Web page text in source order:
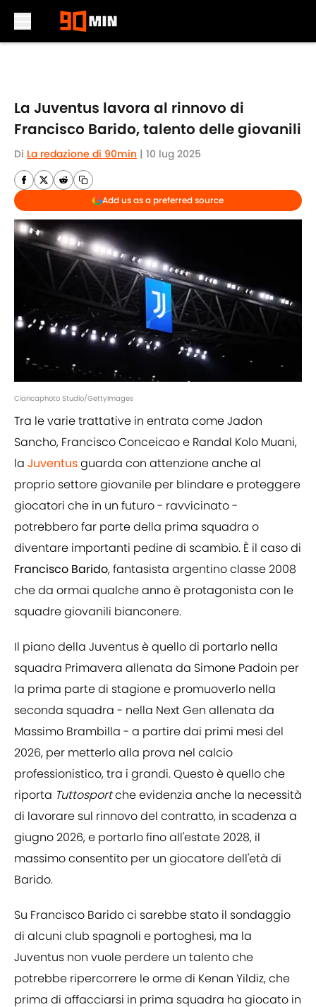
La Juventus lavora al rinnovo di
Francisco Barido, talento delle giovanili
Di La redazione di 90min | 10 lug 2025
Add us as a preferred source
Ciancaphoto Studio/GettyImages
Tra le varie trattative in entrata come Jadon
Sancho, Francisco Conceicao e Randal Kolo Muani,
la Juventusguarda con attenzione anche al
proprio settore giovanile per blindare e proteggere
giocatori che in un futuro - ravvicinato -
potrebbero far parte della prima squadra o
diventare importanti pedine di scambio. È il caso di
Francisco Barido, fantasista argentino classe 2008
che da ormai qualche anno è protagonista con le
squadre giovanili bianconere.
Il piano della Juventus è quello di portarlo nella
squadra Primavera allenata da Simone Padoin per
la prima parte di stagione e promuoverlo nella
seconda squadra - nella Next Gen allenata da
Massimo Brambilla - a partire dai primi mesi del
2026, per metterlo alla prova nel calcio
professionistico, tra i grandi. Questo è quello che
riporta Tuttosportche evidenzia anche la necessità
di lavorare sul rinnovo del contratto, in scadenza a
giugno 2026, e portarlo fino all'estate 2028, il
massimo consentito per un giocatore dell'età di
Barido.
Su Francisco Barido ci sarebbe stato il sondaggio
di alcuni club spagnoli e portoghesi, ma la
Juventus non vuole perdere un talento che
potrebbe ripercorrere le orme di Kenan Yildiz, che
prima di affacciarsi in prima squadra ha giocato in